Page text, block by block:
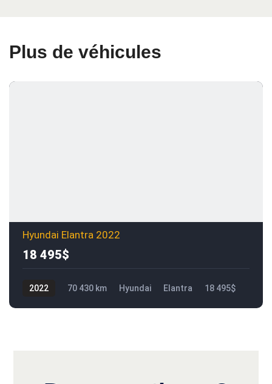
Plus de véhicules
Hyundai Elantra 2022
18 495$
2022 70 430 km Hyundai Elantra 18 495$